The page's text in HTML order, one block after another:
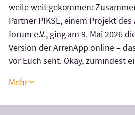
weile weit gekommen:
Partner PIKSL, einem Projekt
forum e.V., ging am 9. Mai 2026
Version der Arren­App online –
vor Euch seht. Okay, zumindest
Mehr